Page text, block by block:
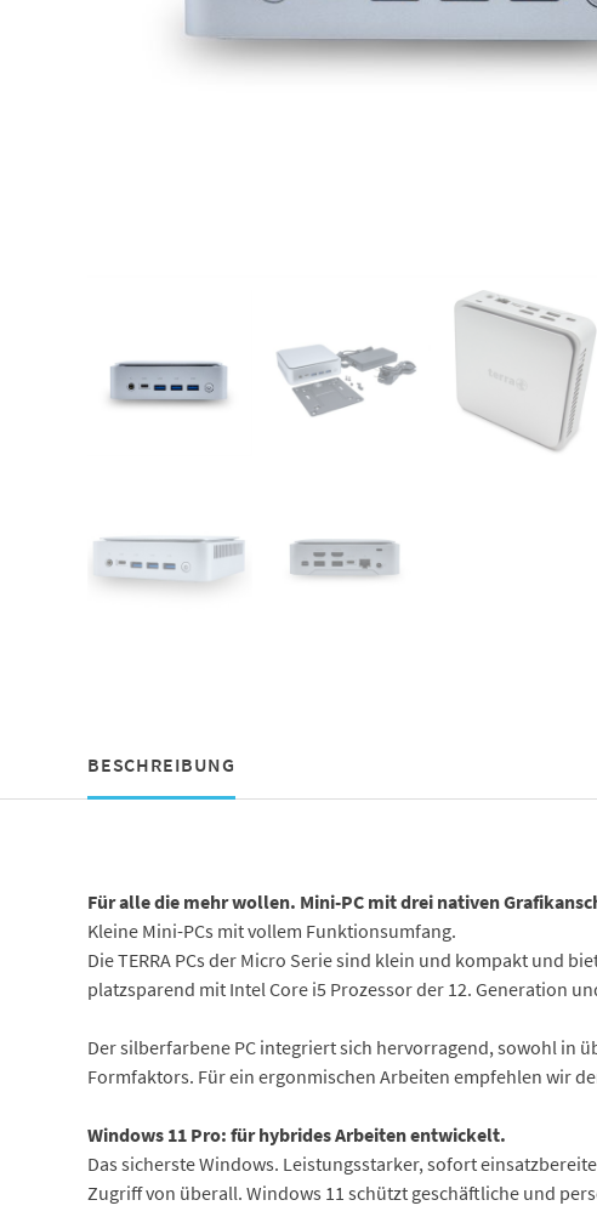
BESCHREIBUNG
Für alle die mehr wollen. Mini-PC mit drei nativen
Kleine Mini-PCs mit vollem Funktionsumfang.
Die TERRA PCs der Micro Serie sind klein und kompakt und
platzsparend mit Intel Core i5 Prozessor der 12. Generation
Der silberfarbene PC integriert sich hervorragend, sowohl in
Formfaktors. Für ein ergonmischen Arbeiten empfehlen wir
Windows 11 Pro: für hybrides Arbeiten entwickelt.
Das sicherste Windows. Leistungsstarker, sofort
Zugriff von überall. Windows 11 schützt geschäftliche und